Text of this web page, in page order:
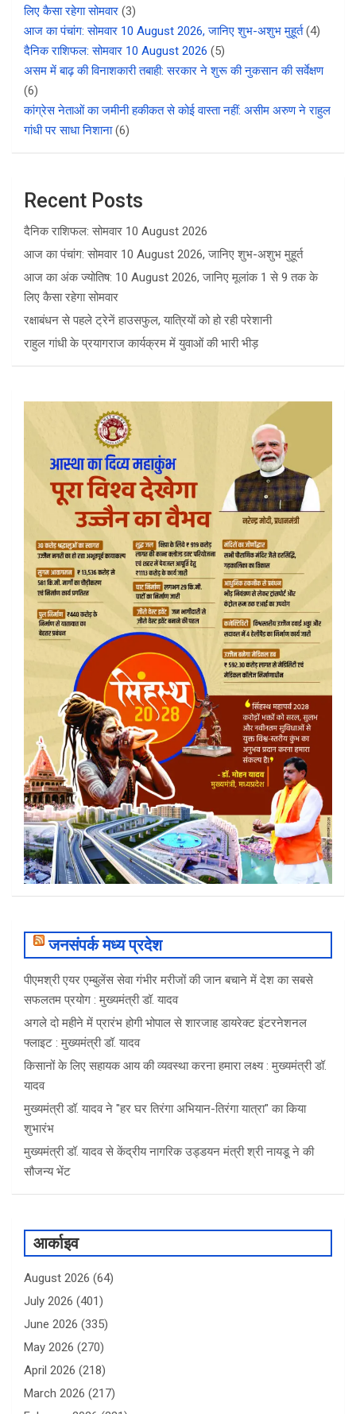
लिए कैसा रहेगा सोमवार (3)
आज का पंचांग: सोमवार 10 August 2026, जानिए शुभ-अशुभ मुहूर्त (4)
दैनिक राशिफल: सोमवार 10 August 2026 (5)
असम में बाढ़ की विनाशकारी तबाही: सरकार ने शुरू की नुकसान की सर्वेक्षण
(6)
कांग्रेस नेताओं का जमीनी हकीकत से कोई वास्ता नहीं: असीम अरुण ने राहुल
गांधी पर साधा निशाना (6)
Recent Posts
दैनिक राशिफल: सोमवार 10 August 2026
आज का पंचांग: सोमवार 10 August 2026, जानिए शुभ-अशुभ मुहूर्त
आज का अंक ज्योतिष: 10 August 2026, जानिए मूलांक 1 से 9 तक के
लिए कैसा रहेगा सोमवार
रक्षाबंधन से पहले ट्रेनें हाउसफुल, यात्रियों को हो रही परेशानी
राहुल गांधी के प्रयागराज कार्यक्रम में युवाओं की भारी भीड़
जनसंपर्क मध्य प्रदेश
पीएमश्री एयर एम्बुलेंस सेवा गंभीर मरीजों की जान बचाने में देश का सबसे
सफलतम प्रयोग : मुख्यमंत्री डॉ. यादव
अगले दो महीने में प्रारंभ होगी भोपाल से शारजाह डायरेक्ट इंटरनेशनल
फ्लाइट : मुख्यमंत्री डॉ. यादव
किसानों के लिए सहायक आय की व्यवस्था करना हमारा लक्ष्य : मुख्यमंत्री डॉ.
यादव
मुख्यमंत्री डॉ. यादव ने "हर घर तिरंगा अभियान-तिरंगा यात्रा" का किया
शुभारंभ
मुख्यमंत्री डॉ. यादव से केंद्रीय नागरिक उड्डयन मंत्री श्री नायडू ने की
सौजन्य भेंट
आर्काइव
August 2026 (64)
July 2026 (401)
June 2026 (335)
May 2026 (270)
April 2026 (218)
March 2026 (217)